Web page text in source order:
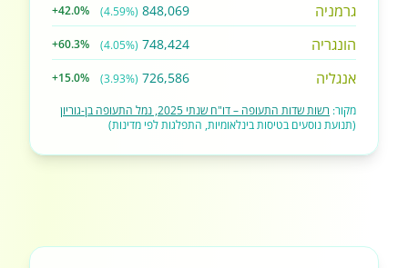
גרמניה 848,069
(4.59%)
+42.0%
הונגריה 748,424
(4.05%)
+60.3%
אנגליה 726,586
(3.93%)
+15.0%
מקור: רשות שדות התעופה – דו"ח שנתי 2025, נמל התעופה בן-גוריון
(תנועת נוסעים בטיסות בינלאומיות, התפלגות לפי מדינות)